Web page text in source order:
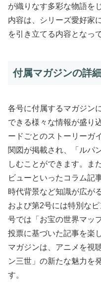
が織りなす多彩な物語を
内容は、シリーズ愛好家
を引き立てる内容となっ
付属マガジンの詳
各号に付属するマガジン
できる様々な情報が盛り
ードごとのストーリーガ
関図が掲載され、「ルパ
しむことができます。ま
ビューといったコラム記
時代背景など知識が広が
および第2号には特別な
号では「お宝の世界マッ
投票に基づいた記事を楽
マガジンは、アニメを視
ン三世」の新たな魅力を
す。